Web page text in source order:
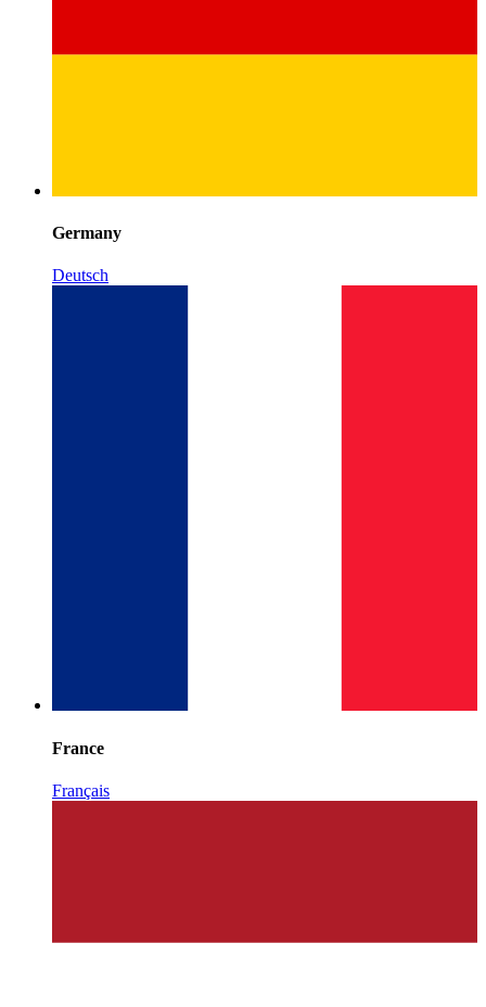
Germany
Deutsch
France
Français